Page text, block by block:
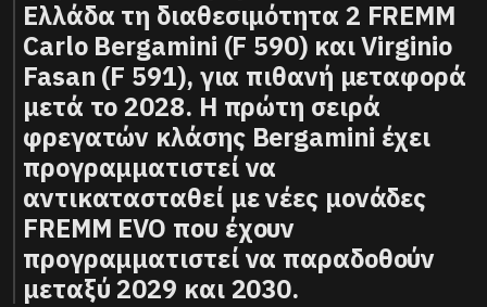
Ελλάδα τη διαθεσιμότητα 2 FREMM
Carlo Bergamini (F 590) και Virginio
Fasan (F 591), για πιθανή μεταφορά
μετά το 2028. Η πρώτη σειρά
φρεγατών κλάσης Bergamini έχει
προγραμματιστεί να
αντικατασταθεί με νέες μονάδες
FREMM EVO που έχουν
προγραμματιστεί να παραδοθούν
μεταξύ 2029 και 2030.